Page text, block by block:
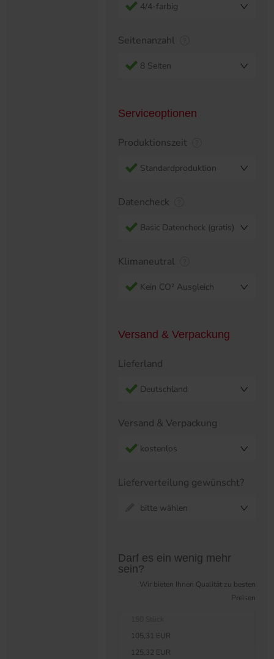
4/4-farbig
Seitenanzahl
8 Seiten
Serviceoptionen
Produktionszeit
Standardproduktion
Datencheck
Basic Datencheck (gratis)
Klimaneutral
Kein CO² Ausgleich
Versand & Verpackung
Lieferland
Deutschland
Versand & Verpackung
kostenlos
Lieferverteilung gewünscht?
bitte wählen
Darf es ein wenig mehr
sein?
Wir bieten Ihnen Qualität zu besten
Preisen
105,31 EUR
125,32 EUR